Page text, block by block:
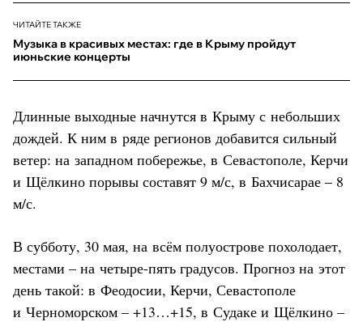
ЧИТАЙТЕ ТАКЖЕ
Музыка в красивых местах: где в Крыму пройдут
июньские концерты
Длинные выходные начнутся в Крыму с небольших
дождей. К ним в ряде регионов добавится сильный
ветер: на западном побережье, в Севастополе, Керчи
и Щёлкино порывы составят 9 м/с, в Бахчисарае – 8
м/с.
В субботу, 30 мая, на всём полуострове похолодает,
местами – на четыре-пять градусов. Прогноз на этот
день такой: в Феодосии, Керчи, Севастополе
и Черноморском – +13…+15, в Судаке и Щёлкино –